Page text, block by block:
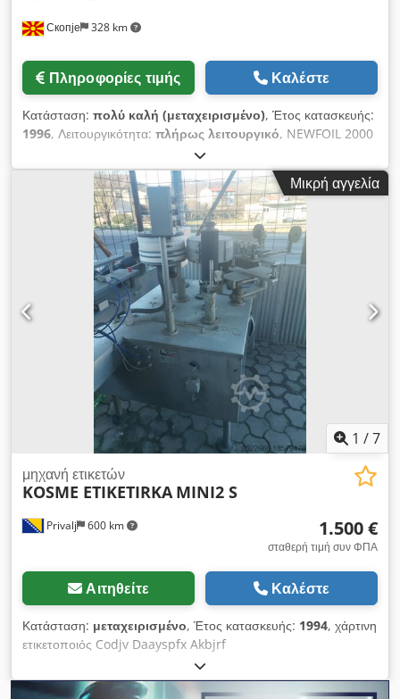
Скопје 328 km
Πληροφορίες τιμής Καλέστε
Κατάσταση: πολύ καλή (μεταχειρισμένο), Έτος κατασκευής:
1996, Λειτουργικότητα: πλήρως λειτουργικό, NEWFOIL 2000
MKII έτος 1996 Crjdpfxsyrzzfj Akbef πλάτος ιμάντα 125mm
Μέγιστη επιφάνεια εκτύπωσης 125x150mm Μέγιστη επιφάνεια
κοπής 125x150mm Ταχύτητα 6000 κύκλοι Κύτταρο
επανακαταγραφής Δυνατότητα για 2 φύλλα φιλμ Ξετύλιγμα
Μικρή αγγελία
1 /7
Privalj 600 km
μηχανή ετικετών
KOSME ETIKETIRKA MINI2 S
1.500 €
σταθερή τιμή συν ΦΠΑ
Αιτηθείτε Καλέστε
Κατάσταση: μεταχειρισμένο, Έτος κατασκευής: 1994, χάρτινη
ετικετοποιός Codjv Daayspfx Akbjrf